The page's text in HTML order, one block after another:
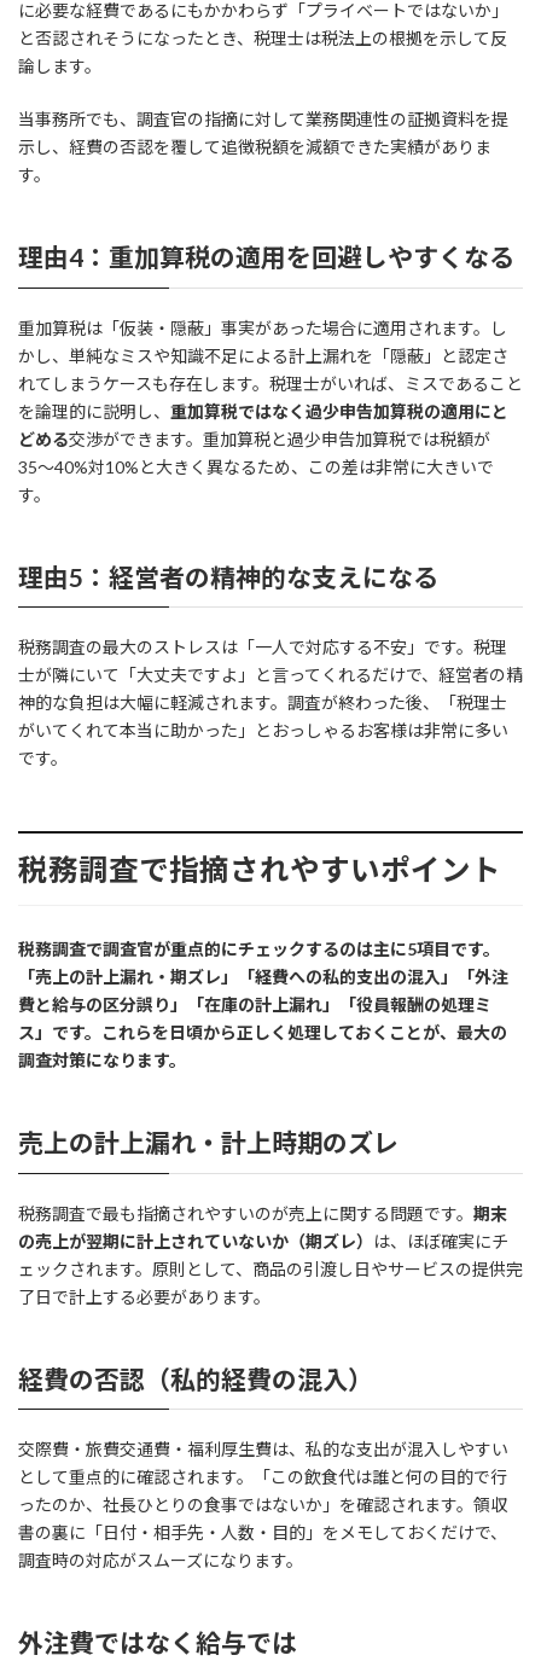
に必要な経費であるにもかかわらず「プライベートではないか」
と否認されそうになったとき、税理士は税法上の根拠を示して反
論します。
当事務所でも、調査官の指摘に対して業務関連性の証拠資料を提
示し、経費の否認を覆して追徴税額を減額できた実績がありま
す。
理由4：重加算税の適用を回避しやすくなる
重加算税は「仮装・隠蔽」事実があった場合に適用されます。し
かし、単純なミスや知識不足による計上漏れを「隠蔽」と認定さ
れてしまうケースも存在します。税理士がいれば、ミスであること
を論理的に説明し、 重加算税ではなく過少申告加算税の適用にと
どめる交渉ができます。重加算税と過少申告加算税では税額が
35〜40%対10%と大きく異なるため、この差は非常に大きいで
す。
理由5：経営者の精神的な支えになる
税務調査の最大のストレスは「一人で対応する不安」です。税理
士が隣にいて「大丈夫ですよ」と言ってくれるだけで、経営者の精
神的な負担は大幅に軽減されます。調査が終わった後、「税理士
がいてくれて本当に助かった」とおっしゃるお客様は非常に多い
です。
税務調査で指摘されやすいポイント
税務調査で調査官が重点的にチェックするのは主に5項目です。
「売上の計上漏れ・期ズレ」「経費への私的支出の混入」「外注
費と給与の区分誤り」「在庫の計上漏れ」「役員報酬の処理ミ
ス」です。これらを日頃から正しく処理しておくことが、最大の
調査対策になります。
売上の計上漏れ・計上時期のズレ
税務調査で最も指摘されやすいのが売上に関する問題です。 期末
の売上が翌期に計上されていないか（期ズレ）
は、ほぼ確実にチ
ェックされます。原則として、商品の引渡し日やサービスの提供完
了日で計上する必要があります。
経費の否認（私的経費の混入）
交際費・旅費交通費・福利厚生費は、私的な支出が混入しやすい
として重点的に確認されます。「この飲食代は誰と何の目的で行
ったのか、社長ひとりの食事ではないか」を確認されます。領収
書の裏に「日付・相手先・人数・目的」をメモしておくだけで、
調査時の対応がスムーズになります。
外注費ではなく給与では